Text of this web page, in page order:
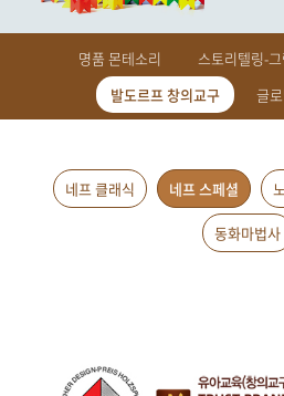
명품 몬테소리 스토리텔링-
발도르프 창의교구
글
네프 클래식 네프 스페셜
동화마법사